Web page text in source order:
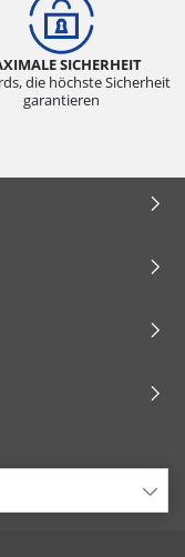
SICHERHEIT
die höchste Sicherheit
garantieren